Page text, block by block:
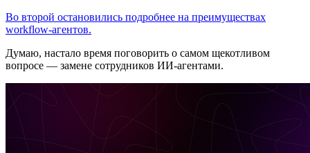
Во второй остановились подробнее на преимуществах
workflow-агентов.
Думаю, настало время поговорить о самом щекотливом
вопросе — замене сотрудников ИИ-агентами.